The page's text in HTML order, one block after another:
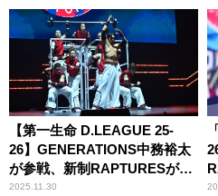
【第一生命 D.LEAGUE 25-
26】GENERATIONS中務裕太
が参戦、新制RAPTURESが大
接戦を制す！ ――ROUND.2
2025.11.30